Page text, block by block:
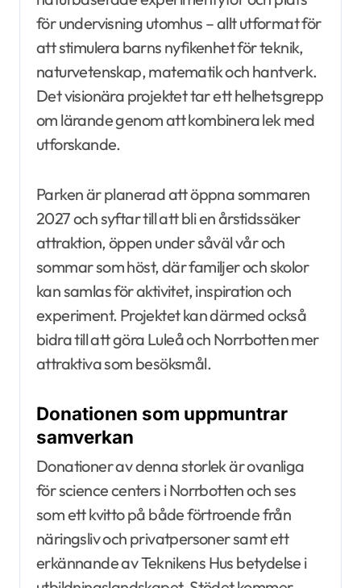
för undervisning utomhus – allt utformat för
att stimulera barns nyfikenhet för teknik,
naturvetenskap, matematik och hantverk.
Det visionära projektet tar ett helhetsgrepp
om lärande genom att kombinera lek med
utforskande.
Parken är planerad att öppna sommaren
2027 och syftar till att bli en årstidssäker
attraktion, öppen under såväl vår och
sommar som höst, där familjer och skolor
kan samlas för aktivitet, inspiration och
experiment. Projektet kan därmed också
bidra till att göra Luleå och Norrbotten mer
attraktiva som besöksmål.
Donationen som uppmuntrar
samverkan
Donationer av denna storlek är ovanliga
för science centers i Norrbotten och ses
som ett kvitto på både förtroende från
näringsliv och privatpersoner samt ett
erkännande av Teknikens Hus betydelse i